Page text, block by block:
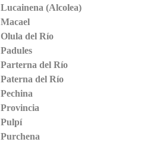
Lucainena (Alcolea)
Macael
Olula del Río
Padules
Parterna del Río
Paterna del Río
Pechina
Provincia
Pulpí
Purchena